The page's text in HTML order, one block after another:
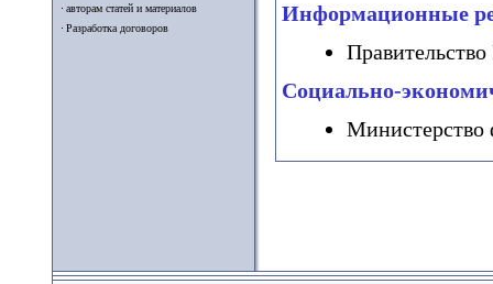
авторам статей и материалов
Разработка договоров
Информационные
Социально-
Министерство